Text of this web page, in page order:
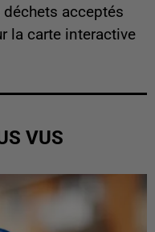
acceptés
la carte interactive
VUS